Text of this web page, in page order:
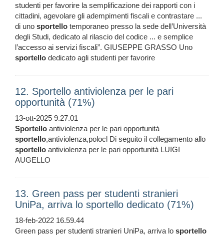
studenti per favorire la semplificazione dei rapporti con i
cittadini, agevolare gli adempimenti fiscali e contrastare ...
di uno sportello temporaneo presso la sede dell’Università
degli Studi, dedicato al rilascio del codice ... e semplice
l’accesso ai servizi fiscali”. GIUSEPPE GRASSO Uno
sportello dedicato agli studenti per favorire
12. Sportello antiviolenza per le pari
opportunità (71%)
13-ott-2025 9.27.01
Sportello antiviolenza per le pari opportunità
sportello,antiviolenza,polocl Di seguito il collegamento allo
sportello antiviolenza per le pari opportunità LUIGI
AUGELLO
13. Green pass per studenti stranieri
UniPa, arriva lo sportello dedicato (71%)
18-feb-2022 16.59.44
Green pass per studenti stranieri UniPa, arriva lo sportello